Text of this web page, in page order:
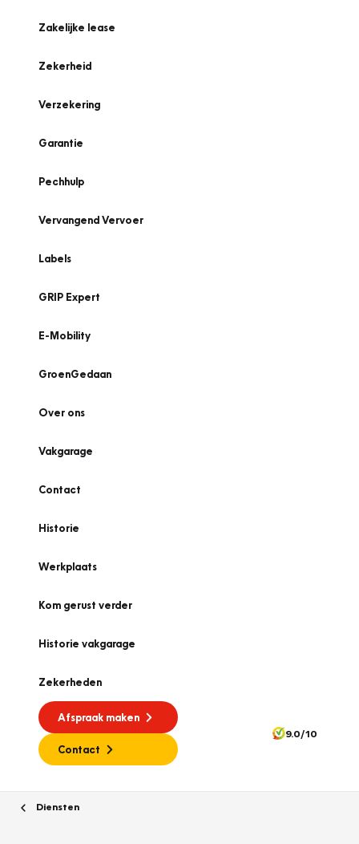
Zakelijke lease
Zekerheid
Verzekering
Garantie
Pechhulp
Vervangend Vervoer
Labels
GRIP Expert
E-Mobility
GroenGedaan
Over ons
Vakgarage
Contact
Historie
Werkplaats
Kom gerust verder
Historie vakgarage
Zekerheden
Afspraak maken
Contact
9.0/10
Diensten